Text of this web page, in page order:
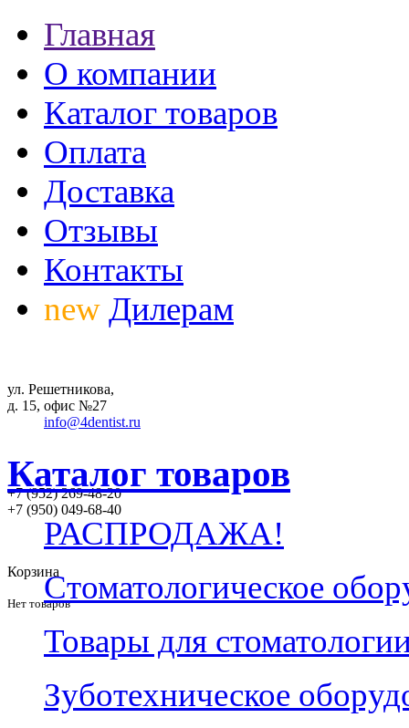
Главная
О компании
Каталог товаров
Оплата
Доставка
Отзывы
Контакты
new Дилерам
ул. Решетникова,
д. 15, офис №27
info@4dentist.ru
+7 (952) 269-48-20
‪+7 (950) 049-68-40
Корзина
Нет товаров
Каталог товаров
РАСПРОДАЖА!
Стоматологическое
Товары для
Зуботехническое